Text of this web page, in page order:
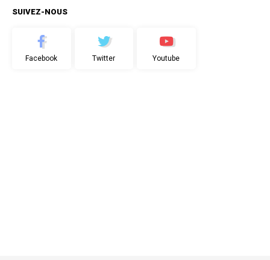
SUIVEZ-NOUS
Facebook Twitter Youtube